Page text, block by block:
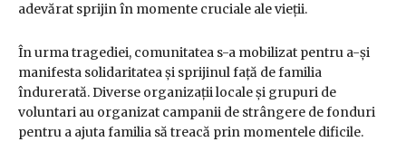
adevărat sprijin în momente cruciale ale vieții.
În urma tragediei, comunitatea s-a mobilizat pentru a-și
manifesta solidaritatea și sprijinul față de familia
îndurerată. Diverse organizații locale și grupuri de
voluntari au organizat campanii de strângere de fonduri
pentru a ajuta familia să treacă prin momentele dificile.